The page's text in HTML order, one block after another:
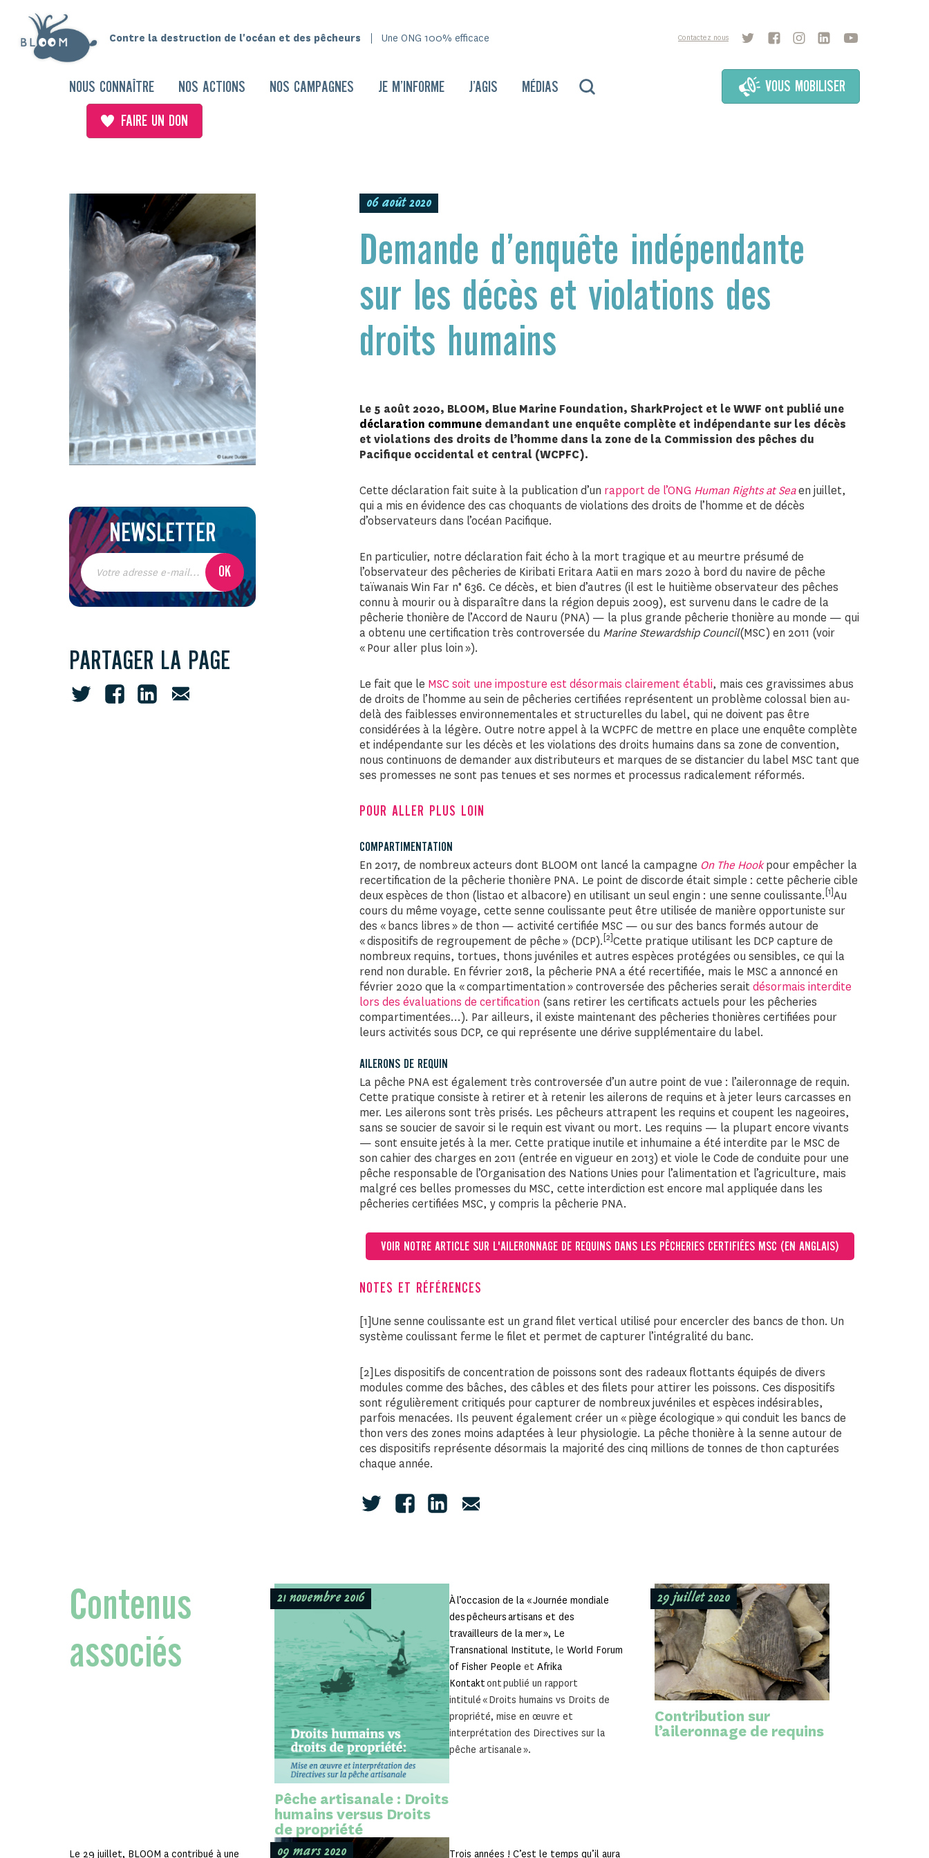
Contre la destruction de l'océan et des pêcheurs Une ONG 100% efficace Contactez nous
NOUS CONNAÎTRE NOS ACTIONS NOS CAMPAGNES JE M’INFORME J’AGIS MÉDIAS VOUS MOBILISER
FAIRE UN DON
NEWSLETTER
PARTAGER LA PAGE
06 août 2020
Demande d’enquête indépendante
sur les décès et violations des
droits humains
Le 5 août 2020, BLOOM, Blue Marine Foundation, SharkProject et le WWF ont publié une
déclaration commune demandant une enquête complète et indépendante sur les décès
et violations des droits de l’homme dans la zone de la Commission des pêches du
Pacifique occidental et central (WCPFC).
Cette déclaration fait suite à la publication d’un rapport de l’ONG Human Rights at Seaen juillet,
qui a mis en évidence des cas choquants de violations des droits de l’homme et de décès
d’observateurs dans l’océan Pacifique.
En particulier, notre déclaration fait écho à la mort tragique et au meurtre présumé de
l’observateur des pêcheries de Kiribati Eritara Aatii en mars 2020 à bord du navire de pêche
taïwanais Win Far n° 636. Ce décès, et bien d’autres (il est le huitième observateur des pêches
connu à mourir ou à disparaître dans la région depuis 2009), est survenu dans le cadre de la
pêcherie thonière de l’Accord de Nauru (PNA) — la plus grande pêcherie thonière au monde — qui
a obtenu une certification très controversée du Marine Stewardship Council(MSC) en 2011 (voir
« Pour aller plus loin »).
Le fait que le MSC soit une imposture est désormais clairement établi, mais ces gravissimes abus
de droits de l’homme au sein de pêcheries certifiées représentent un problème colossal bien au-
delà des faiblesses environnementales et structurelles du label, qui ne doivent pas être
considérées à la légère. Outre notre appel à la WCPFC de mettre en place une enquête complète
et indépendante sur les décès et les violations des droits humains dans sa zone de convention,
nous continuons de demander aux distributeurs et marques de se distancier du label MSC tant que
ses promesses ne sont pas tenues et ses normes et processus radicalement réformés.
POUR ALLER PLUS LOIN
COMPARTIMENTATION
En 2017, de nombreux acteurs dont BLOOM ont lancé la campagne On The Hook pour empêcher la
recertification de la pêcherie thonière PNA. Le point de discorde était simple : cette pêcherie cible
deux espèces de thon (listao et albacore) en utilisant un seul engin : une senne coulissante. [1]Au
cours du même voyage, cette senne coulissante peut être utilisée de manière opportuniste sur
des « bancs libres » de thon — activité certifiée MSC — ou sur des bancs formés autour de
« dispositifs de regroupement de pêche » (DCP). [2]Cette pratique utilisant les DCP capture de
nombreux requins, tortues, thons juvéniles et autres espèces protégées ou sensibles, ce qui la
rend non durable. En février 2018, la pêcherie PNA a été recertifiée, mais le MSC a annoncé en
février 2020 que la « compartimentation » controversée des pêcheries seraitdésormais interdite
lors des évaluations de certification (sans retirer les certificats actuels pour les pêcheries
compartimentées…). Par ailleurs, il existe maintenant des pêcheries thonières certifiées pour
leurs activités sous DCP, ce qui représente une dérive supplémentaire du label.
AILERONS DE REQUIN
La pêche PNA est également très controversée d’un autre point de vue : l’aileronnage de requin.
Cette pratique consiste à retirer et à retenir les ailerons de requins et à jeter leurs carcasses en
mer. Les ailerons sont très prisés. Les pêcheurs attrapent les requins et coupent les nageoires,
sans se soucier de savoir si le requin est vivant ou mort. Les requins — la plupart encore vivants
— sont ensuite jetés à la mer. Cette pratique inutile et inhumaine a été interdite par le MSC de
son cahier des charges en 2011 (entrée en vigueur en 2013) et viole le Code de conduite pour une
pêche responsable de l’Organisation des Nations Unies pour l’alimentation et l’agriculture, mais
malgré ces belles promesses du MSC, cette interdiction est encore mal appliquée dans les
pêcheries certifiées MSC, y compris la pêcherie PNA.
VOIR NOTRE ARTICLE SUR L'AILERONNAGE DE REQUINS DANS LES PÊCHERIES CERTIFIÉES MSC (EN ANGLAIS)
NOTES ET RÉFÉRENCES
[1]Une senne coulissante est un grand filet vertical utilisé pour encercler des bancs de thon. Un
système coulissant ferme le filet et permet de capturer l’intégralité du banc.
[2]Les dispositifs de concentration de poissons sont des radeaux flottants équipés de divers
modules comme des bâches, des câbles et des filets pour attirer les poissons. Ces dispositifs
sont régulièrement critiqués pour capturer de nombreux juvéniles et espèces indésirables,
parfois menacées. Ils peuvent également créer un « piège écologique » qui conduit les bancs de
thon vers des zones moins adaptées à leur physiologie. La pêche thonière à la senne autour de
ces dispositifs représente désormais la majorité des cinq millions de tonnes de thon capturées
chaque année.
Contenus
associés
21 novembre 2016
Pêche artisanale : Droits
humains versus Droits
de propriété
À l’occasion de la « Journée mondiale
des pêcheurs artisans et des
travailleurs de la mer », Le
Transnational Institute, le World Forum
of Fisher People et Afrika
Kontaktont publié un rapport
intitulé « Droits humains vs Droits de
propriété, mise en œuvre et
interprétation des Directives sur la
pêche artisanale ».
29 juillet 2020
Contribution sur
l’aileronnage de requins
Le 29 juillet, BLOOM a contribué à une
09 mars 2020
Trois années ! C’est le temps qu’il aura